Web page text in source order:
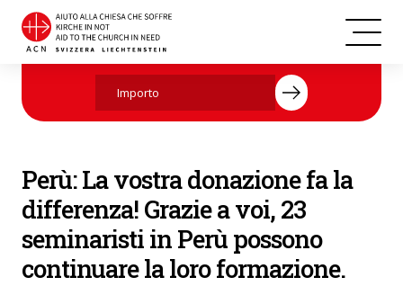
Perù
Aiutate ora con la vostra donazione.
Perù: La vostra donazione fa la
differenza! Grazie a voi, 23
seminaristi in Perù possono
continuare la loro formazione.